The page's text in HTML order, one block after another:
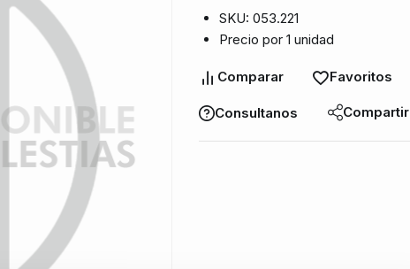
SKU: 053.221
Precio por 1 unidad
Comparar Favoritos
Consultanos Compartir